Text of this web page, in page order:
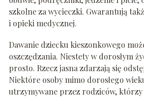
szkolne za wycieczki. Gwarantują
i opieki medycznej.
Dawanie dziecku kieszonkowego
oszczędzania. Niestety w dorosłym
prosto. Rzecz jasna zdarzają się
Niektóre osoby mimo dorosłego
utrzymywane przez rodziców, którzy